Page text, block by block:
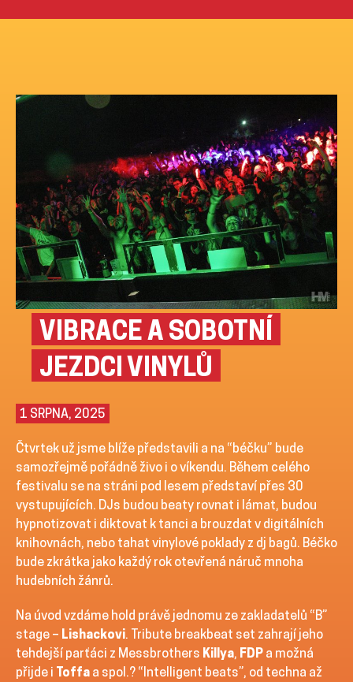
PÁTEČNÍ BASOVÉ
VIBRACE A SOBOTNÍ
JEZDCI VINYLŮ
1 SRPNA, 2025
Čtvrtek už jsme blíže představili a na “béčku” bude
samozřejmě pořádně živo i o víkendu. Během celého
festivalu se na stráni pod lesem představí přes 30
vystupujících. DJs budou beaty rovnat i lámat, budou
hypnotizovat i diktovat k tanci a brouzdat v digitálních
knihovnách, nebo tahat vinylové poklady z dj bagů. Béčko
bude zkrátka jako každý rok otevřená náruč mnoha
hudebních žánrů.
Na úvod vzdáme hold právě jednomu ze zakladatelů “B”
stage – Lishackovi. Tribute breakbeat set zahrají jeho
tehdejší parťáci z Messbrothers Killya, FDP a možná
přijde i Toffa a spol.? “Intelligent beats”, od techna až